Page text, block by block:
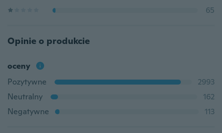
65
Opinie o produkcie
oceny
Pozytywne
2993
Neutralny
162
Negatywne
113